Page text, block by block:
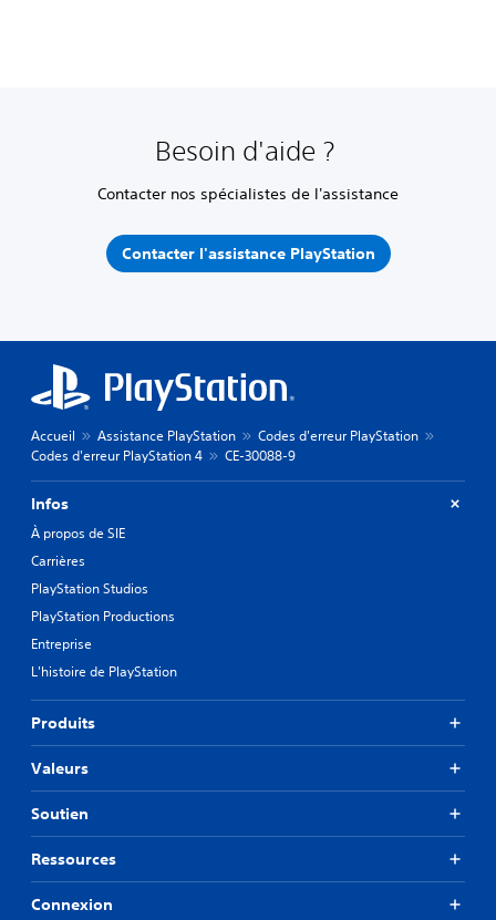
Besoin d'aide ?
Contacter nos spécialistes de l'assistance
Contacter l'assistance PlayStation
Accueil Assistance PlayStation
Codes d'erreur PlayStation
Codes d'erreur PlayStation 4
CE-30088-9
Infos
À propos de SIE
Carrières
PlayStation Studios
PlayStation Productions
Entreprise
L'histoire de PlayStation
Produits
Valeurs
Soutien
Ressources
Connexion